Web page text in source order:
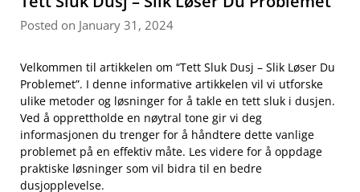
Posted on January 31, 2024
Velkommen ​til artikkelen ‍om “Tett Sluk Dusj – Slik Løser ‍Du‍
Problemet”. I denne informative artikkelen ⁤vil⁢ vi utforske
ulike metoder og løsninger for å​ takle en tett⁤ sluk i dusjen.
Ved⁢ å opprettholde en nøytral tone gir vi deg⁢
informasjonen du trenger for å⁤ håndtere⁢ dette vanlige
problemet på en effektiv måte. Les videre for å oppdage
praktiske løsninger som vil bidra til en bedre
dusjopplevelse.